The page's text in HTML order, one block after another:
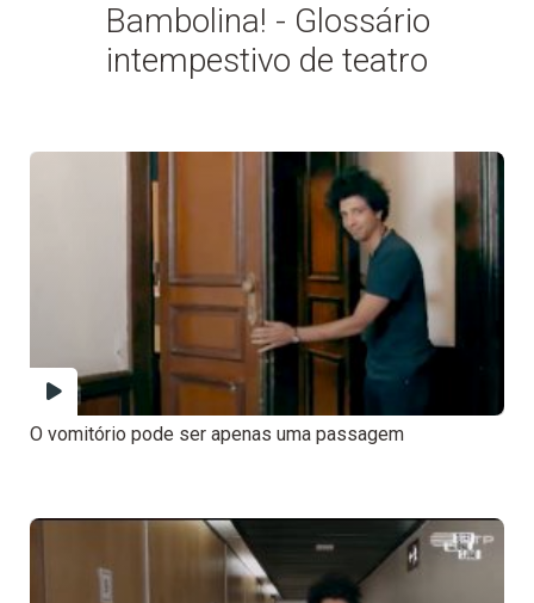
Bambolina! - Glossário
intempestivo de teatro
O vomitório pode ser apenas uma passagem